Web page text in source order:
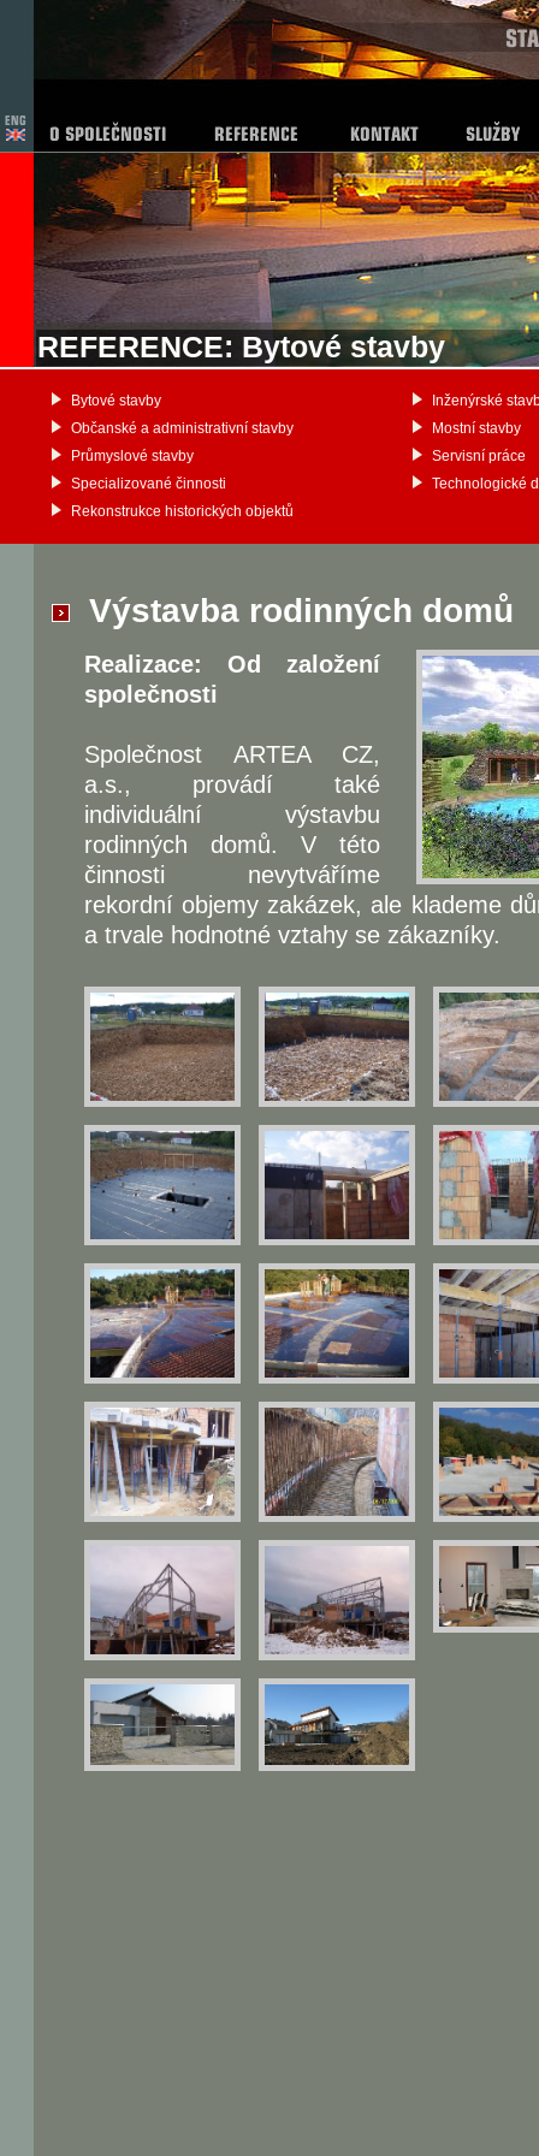
REFERENCE: Bytové stavby
Inženýrské
Mostní stavby
Servisní práce
Technologické
Bytové stavby
Občanské a administrativní stavby
Průmyslové stavby
Specializované činnosti
Rekonstrukce historických objektů
Výstavba rodinných domů
Realizace: Od založení
společnosti
Společnost ARTEA CZ,
a.s., provádí také
individuální výstavbu
rodinných domů. V této
činnosti nevytváříme
rekordní objemy zakázek, ale klademe
a trvale hodnotné vztahy se zákazníky.